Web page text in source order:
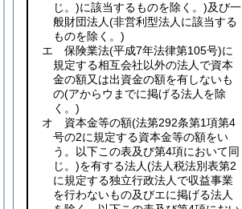
じ。)に該当するものを除く。)及び一
般財団法人(非営利型法人に該当する
ものを除く。)
エ 保険業法(平成7年法律第105号)に
規定する相互会社以外の法人で資本
金の額又は出資金の額を有しないも
の(アからウまでに掲げる法人を除
く。)
オ 資本金等の額(法第292条第1項第4
号の2に規定する資本金等の額をい
う。以下この表及び第4項において同
じ。)を有する法人(法人税法別表第2
に規定する独立行政法人で収益事業
を行わないもの及びエに掲げる法人